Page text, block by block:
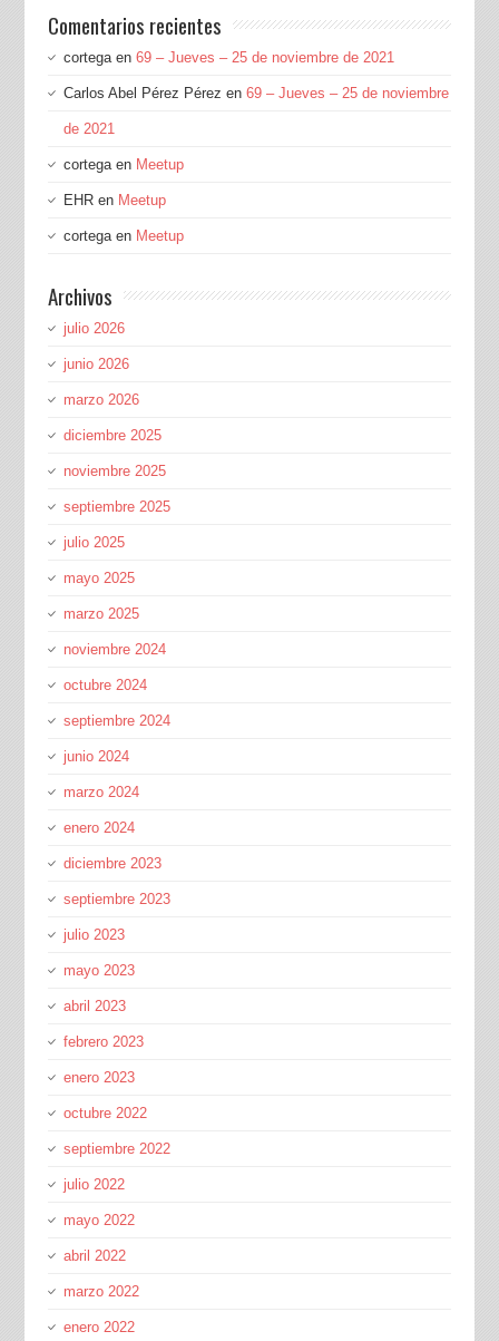
Comentarios recientes
cortegaen 69 – Jueves – 25 de noviembre de 2021
Carlos Abel Pérez Pérez en 69 – Jueves – 25 de noviembre
de 2021
cortegaen Meetup
EHRen Meetup
cortegaen Meetup
Archivos
julio 2026
junio 2026
marzo 2026
diciembre 2025
noviembre 2025
septiembre 2025
julio 2025
mayo 2025
marzo 2025
noviembre 2024
octubre 2024
septiembre 2024
junio 2024
marzo 2024
enero 2024
diciembre 2023
septiembre 2023
julio 2023
mayo 2023
abril 2023
febrero 2023
enero 2023
octubre 2022
septiembre 2022
julio 2022
mayo 2022
abril 2022
marzo 2022
enero 2022